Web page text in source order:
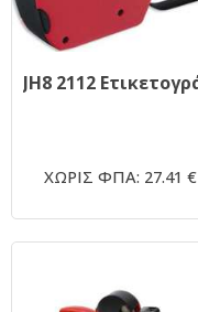
ΧΩΡΙΣ ΦΠΑ: 27.41 €